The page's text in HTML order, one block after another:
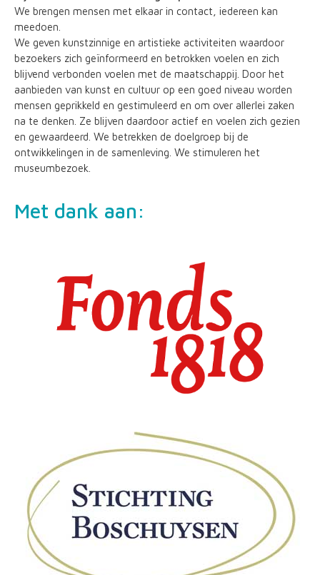
We brengen mensen met elkaar in contact, iedereen kan
meedoen.
We geven kunstzinnige en artistieke activiteiten waardoor
bezoekers zich geïnformeerd en betrokken voelen en zich
blijvend verbonden voelen met de maatschappij. Door het
aanbieden van kunst en cultuur op een goed niveau worden
mensen geprikkeld en gestimuleerd en om over allerlei zaken
na te denken. Ze blijven daardoor actief en voelen zich gezien
en gewaardeerd. We betrekken de doelgroep bij de
ontwikkelingen in de samenleving. We stimuleren het
museumbezoek.
Met dank aan: